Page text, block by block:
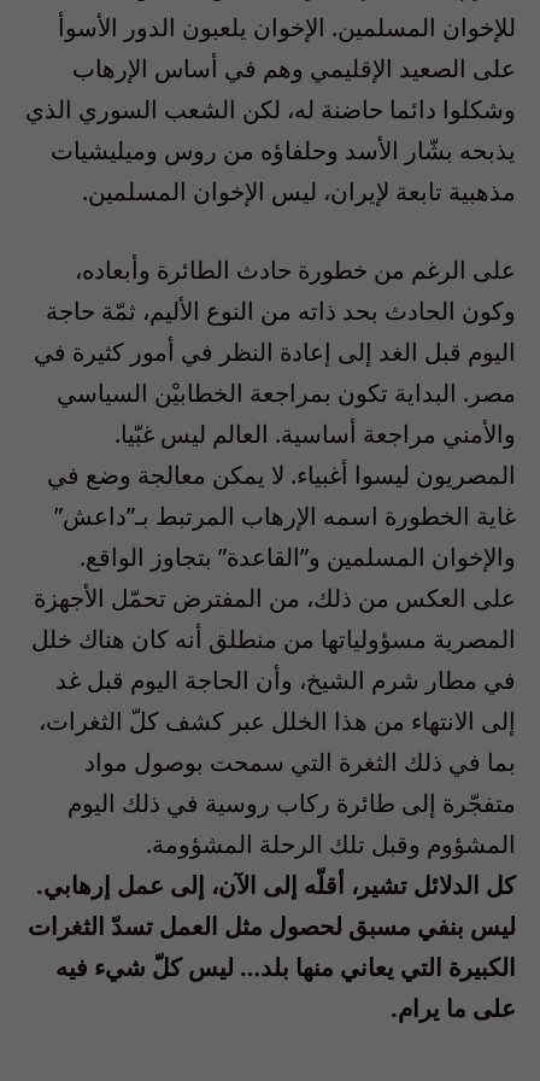
للإخوان المسلمين. الإخوان يلعبون الدور الأسوأ
على الصعيد الإقليمي وهم في أساس الإرهاب
وشكلوا دائما حاضنة له، لكن الشعب السوري الذي
يذبحه بشّار الأسد وحلفاؤه من روس وميليشيات
مذهبية تابعة لإيران، ليس الإخوان المسلمين.
‎على الرغم من خطورة حادث الطائرة وأبعاده،
وكون الحادث بحد ذاته من النوع الأليم، ثمّة حاجة
اليوم قبل الغد إلى إعادة النظر في أمور كثيرة في
مصر. البداية تكون بمراجعة الخطابيْن السياسي
والأمني مراجعة أساسية. العالم ليس غبّيا.
المصريون ليسوا أغبياء. لا يمكن معالجة وضع في
غاية الخطورة اسمه الإرهاب المرتبط بـ”داعش”
والإخوان المسلمين و”القاعدة” بتجاوز الواقع.
‎على العكس من ذلك، من المفترض تحمّل الأجهزة
المصرية مسؤولياتها من منطلق أنه كان هناك خلل
في مطار شرم الشيخ، وأن الحاجة اليوم قبل غد
إلى الانتهاء من هذا الخلل عبر كشف كلّ الثغرات،
بما في ذلك الثغرة التي سمحت بوصول مواد
متفجّرة إلى طائرة ركاب روسية في ذلك اليوم
المشؤوم وقبل تلك الرحلة المشؤومة.
‎كل الدلائل تشير، أقلّه إلى الآن، إلى عمل إرهابي.
ليس بنفي مسبق لحصول مثل العمل تسدّ الثغرات
الكبيرة التي يعاني منها بلد… ليس كلّ شيء فيه
على ما يرام.